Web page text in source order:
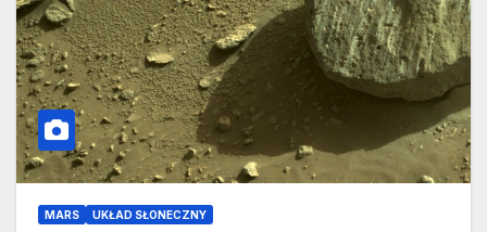
MARS UKŁAD SŁONECZNY